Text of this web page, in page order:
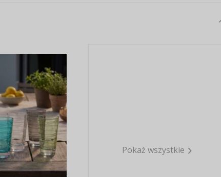
Pokaż wszystkie